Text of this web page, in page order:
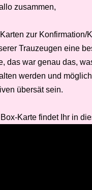
zusammen,
zur Konfirmation/
Trauzeugen eine
das war genau das,
werden und
übersät sein.
Karte findet Ihr in